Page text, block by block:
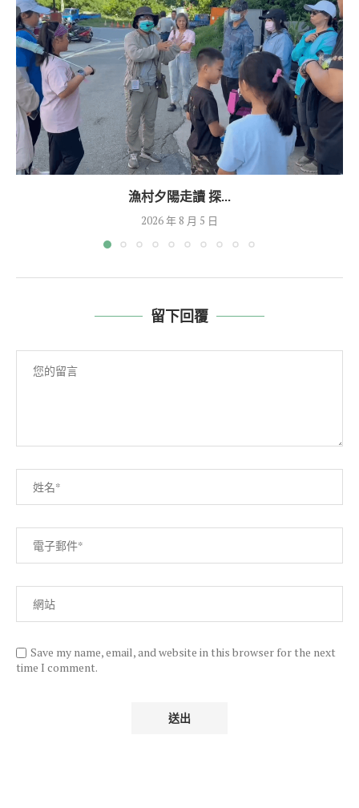
漁村夕陽走讀 探...
2026 年 8 月 5 日
留下回覆
Save my name, email, and website in this browser for the next
time I comment.